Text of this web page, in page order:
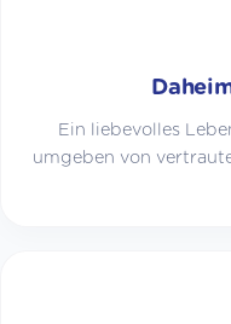
Ein liebevolles
umgeben von